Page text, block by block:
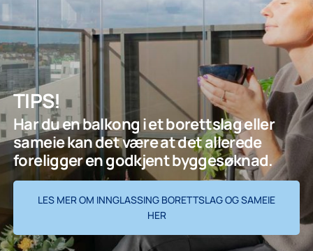
TIPS!
Har du en balkong i et borettslag eller
sameie kan det være at det allerede
foreligger en godkjent byggesøknad.
LES MER OM INNGLASSING BORETTSLAG OG SAMEIE
HER